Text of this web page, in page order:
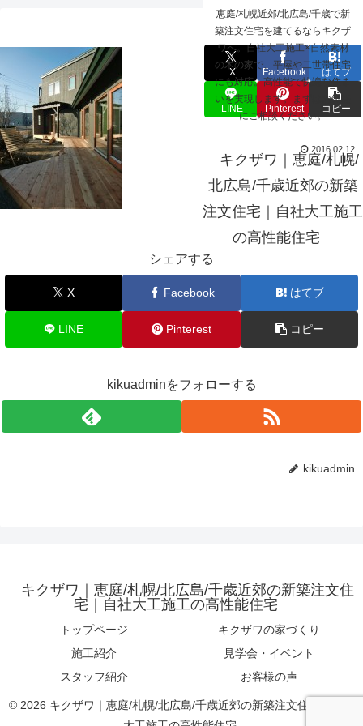
恵庭/札幌近郊/北広島/千歳で新
築注文住宅を建てるならキクザ
ワへ。自社大工施工×自然素材
の木の家で、平屋や二世帯住宅
にも対応。高性能で快適な住ま
いを実現します。まずはお気軽
にご相談ください。
キクザワ｜恵庭/札幌/
北広島/千歳近郊の新築
注文住宅｜自社大工施工
の高性能住宅
☰
deck_022
X Facebook はてブ
LINE Pinterest コピー
2016.02.12
シェアする
X Facebook はてブ
LINE Pinterest コピー
kikuadminをフォローする
kikuadmin
キクザワ｜恵庭/札幌/北広島/千歳近郊の新築注文住
宅｜自社大工施工の高性能住宅
トップページ
キクザワの家づくり
施工紹介
見学会・イベント
スタッフ紹介
お客様の声
© 2026 キクザワ｜恵庭/札幌/北広島/千歳近郊の新築注文住宅｜自社